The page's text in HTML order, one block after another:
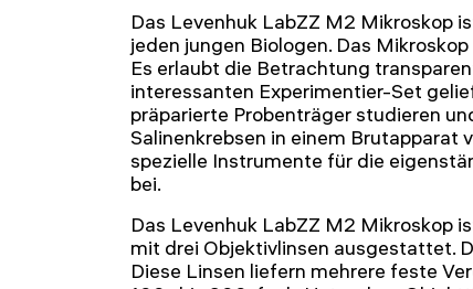
Das Levenhuk LabZZ M2 Mikroskop
jeden jungen Biologen. Das
Es erlaubt die Betrachtung
interessanten Experimentier-Set
präparierte Probenträger studieren
Salinenkrebsen in einem Brutapparat
spezielle Instrumente für die
bei.
Das Levenhuk LabZZ M2 Mikroskop
mit drei Objektivlinsen ausgestattet.
Diese Linsen liefern mehrere feste